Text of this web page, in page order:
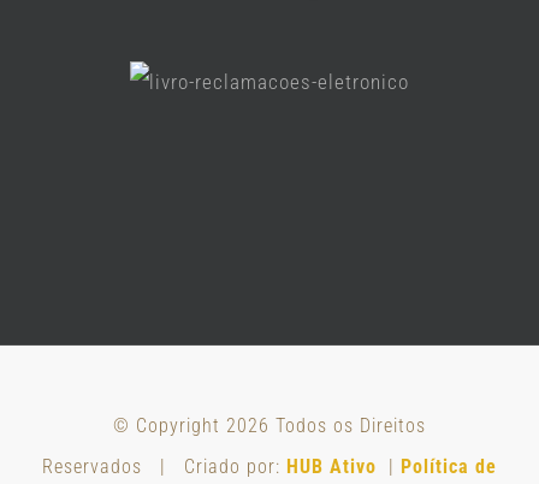
© Copyright 2026 Todos os Direitos
Reservados | Criado por: HUB Ativo | Política de